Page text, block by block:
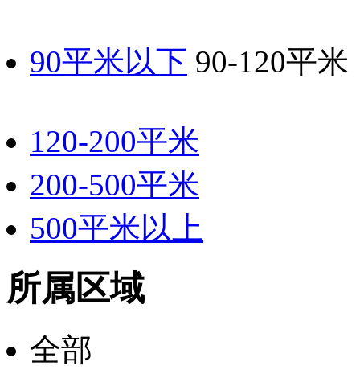
90平米以下 90-120平米
120-200平米
200-500平米
500平米以上
所属区域
全部